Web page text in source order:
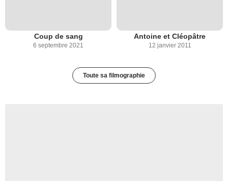
Coup de sang
6 septembre 2021
Antoine et Cléopâtre
12 janvier 2011
Toute sa filmographie